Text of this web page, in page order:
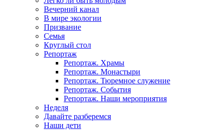
Вечерний канал
В мире экологии
Призвание
Семья
Круглый стол
Репортаж
Репортаж. Храмы
Репортаж. Монастыри
Репортаж. Тюремное служение
Репортаж. События
Репортаж. Наши мероприятия
Неделя
Давайте разберемся
Наши дети